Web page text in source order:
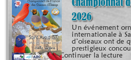
2026
Un événement
internationale à
d’oiseaux ont de
prestigieux
organisé sur le Continuer la lecture